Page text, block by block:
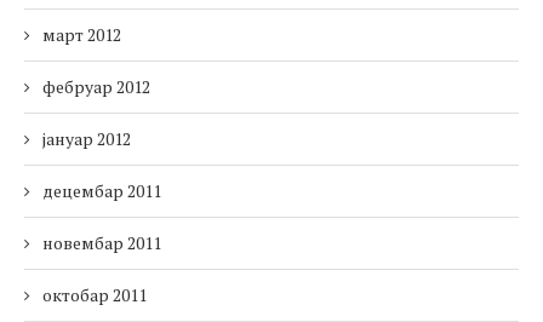
март 2012
фебруар 2012
јануар 2012
децембар 2011
новембар 2011
октобар 2011